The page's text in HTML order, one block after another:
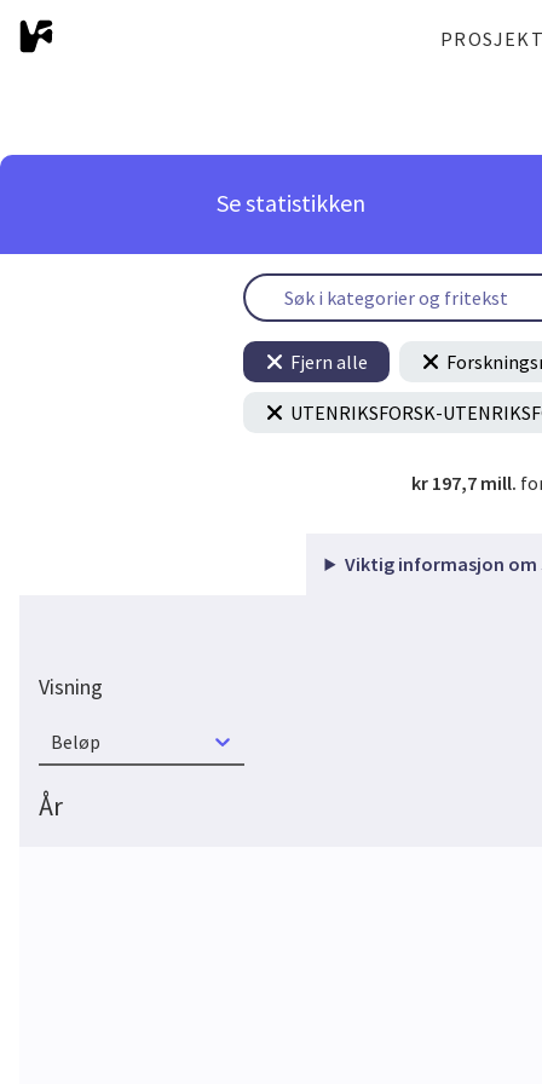
Se statistikken
Fjern alle
UTENRIKSFORSK-
kr 197,7 mill.
Viktig informasjon om
Visning
Beløp
År